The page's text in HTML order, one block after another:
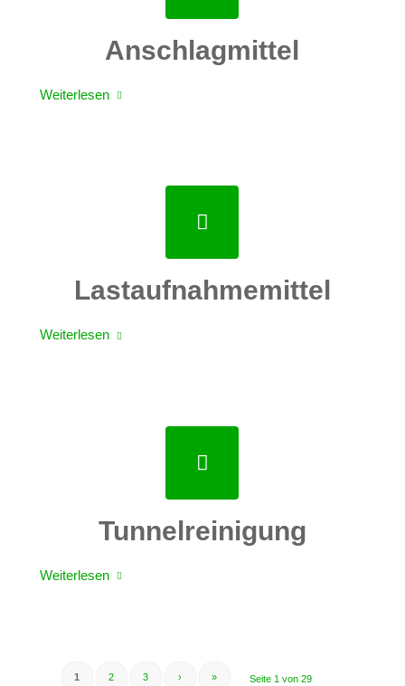
Anschlagmittel
Weiterlesen
Lastaufnahmemittel
Weiterlesen
Tunnelreinigung
Weiterlesen
Seite 1 von 29
1 2 3 › »